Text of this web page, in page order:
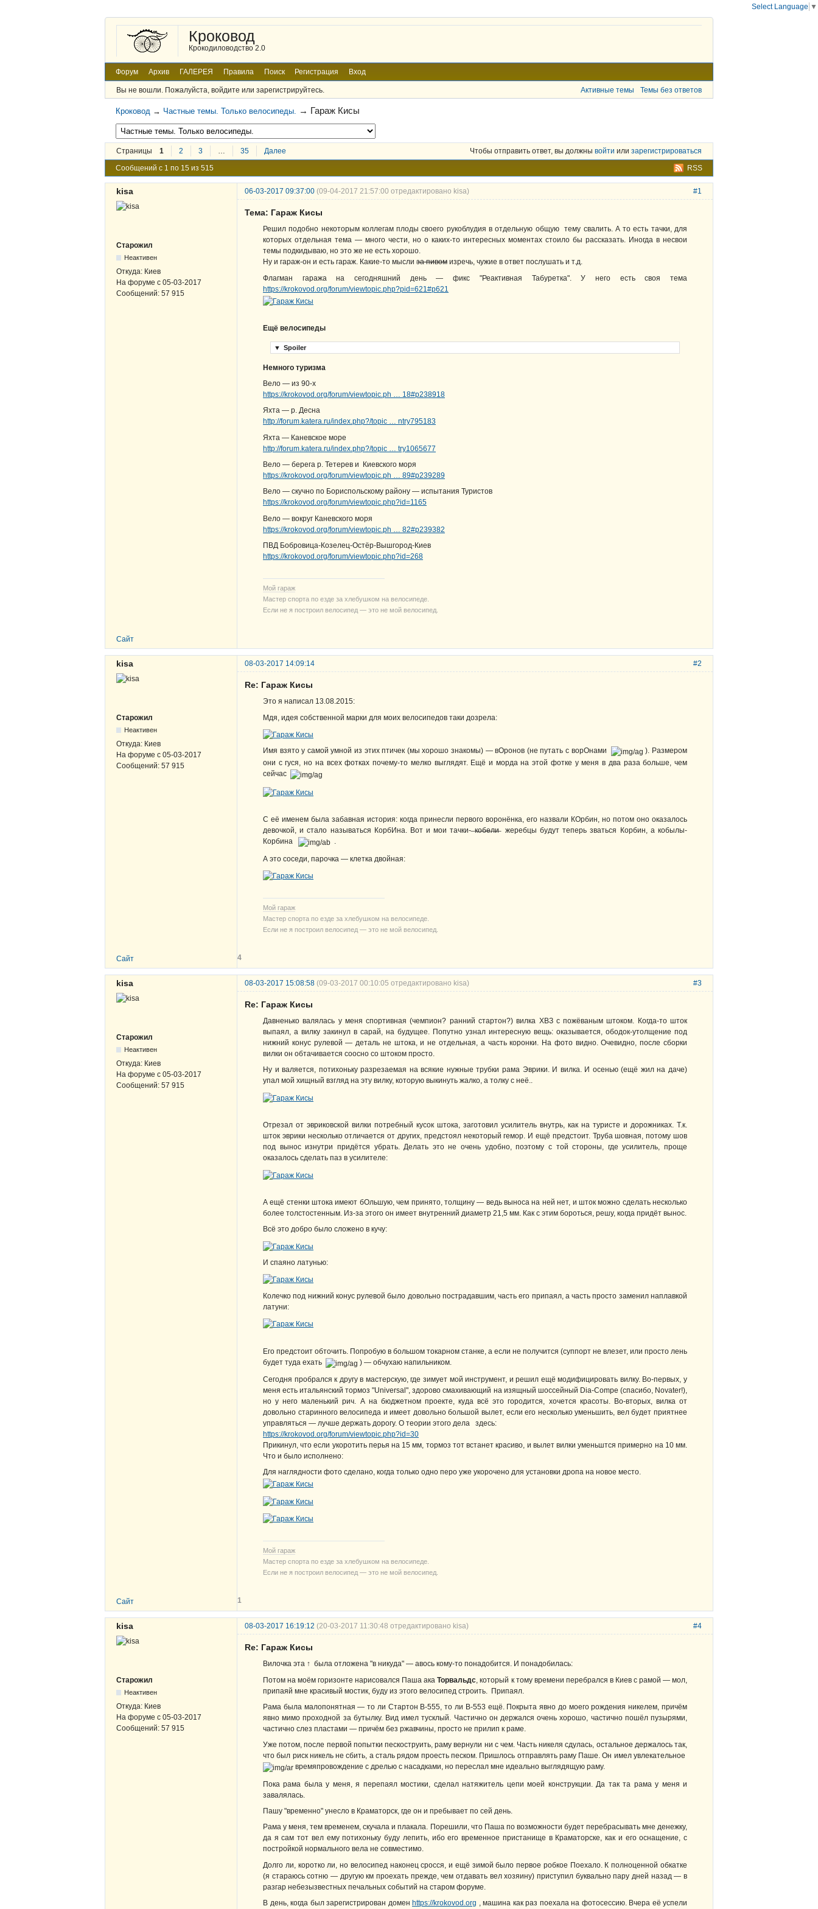
Кроковод
Крокодиловодство 2.0
Форум Архив ГАЛЕРЕЯ Правила Поиск Регистрация Вход
Вы не вошли. Пожалуйста, войдите или зарегистрируйтесь. Активные темы Темы без ответов
Кроковод → Частные темы. Только велосипеды. → Гараж Кисы
Страницы 1 2 3 … 35 Далее Чтобы отправить ответ, вы должны войти или зарегистрироваться
RSS
Сообщений с 1 по 15 из 515
#1
kisa 06-03-2017 09:37:00 (09-04-2017 21:57:00 отредактировано kisa)
Старожил
Неактивен
Откуда: Киев
На форуме с 05-03-2017
Сообщений: 57 915
Тема: Гараж Кисы
Решил подобно некоторым коллегам плоды своего рукоблудия в отдельную общую тему свалить. А то есть тачки, для
которых отдельная тема — много чести, но о каких-то интересных моментах стоило бы рассказать. Иногда в несвои
темы подкидываю, но это же не есть хорошо.
Ну и гараж-он и есть гараж. Какие-то мысли за пивом изречь, чужие в ответ послушать и т.д.
Флагман гаража на сегодняшний день — фикс "Реактивная Табуретка". У него есть своя тема
https://krokovod.org/forum/viewtopic.php?pid=621#p621
Ещё велосипеды
▼ Spoiler
Немного туризма
Вело — из 90-х
https://krokovod.org/forum/viewtopic.ph … 18#p238918
Яхта — р. Десна
http://forum.katera.ru/index.php?/topic … ntry795183
Яхта — Каневское море
http://forum.katera.ru/index.php?/topic … try1065677
Вело — берега р. Тетерев и Киевского моря
https://krokovod.org/forum/viewtopic.ph … 89#p239289
Вело — скучно по Бориспольскому району — испытания Туристов
https://krokovod.org/forum/viewtopic.php?id=1165
Вело — вокруг Каневского моря
https://krokovod.org/forum/viewtopic.ph … 82#p239382
ПВД Бобровица-Козелец-Остёр-Вышгород-Киев
https://krokovod.org/forum/viewtopic.php?id=268
Мой гараж
Мастер спорта по езде за хлебушком на велосипеде.
Если не я построил велосипед — это не мой велосипед.
Сайт
#2
kisa 08-03-2017 14:09:14
Старожил
Неактивен
Откуда: Киев
На форуме с 05-03-2017
Сообщений: 57 915
Re: Гараж Кисы
Это я написал 13.08.2015:
Мдя, идея собственной марки для моих велосипедов таки дозрела:
Имя взято у самой умной из этих птичек (мы хорошо знакомы) — вОронов (не путать с ворОнами
). Размером
они с гуся, но на всех фотках почему-то мелко выглядят. Ещё и морда на этой фотке у меня в два раза больше, чем
сейчас
С её именем была забавная история: когда принесли первого воронёнка, его назвали КОрбин, но потом оно оказалось
девочкой, и стало называться КорбИна. Вот и мои тачки- ̶к̶о̶б̶е̶л̶и̶ жеребцы будут теперь зваться Корбин, а кобылы-
Корбина
.
А это соседи, парочка — клетка двойная:
Мой гараж
Мастер спорта по езде за хлебушком на велосипеде.
Если не я построил велосипед — это не мой велосипед.
Сайт 4
#3
kisa 08-03-2017 15:08:58 (09-03-2017 00:10:05 отредактировано kisa)
Старожил
Неактивен
Откуда: Киев
На форуме с 05-03-2017
Сообщений: 57 915
Re: Гараж Кисы
Давненько валялась у меня спортивная (чемпион? ранний стартон?) вилка ХВЗ с пожёваным штоком. Когда-то шток
выпаял, а вилку закинул в сарай, на будущее. Попутно узнал интересную вещь: оказывается, ободок-утолщение под
нижний конус рулевой — деталь не штока, и не отдельная, а часть коронки. На фото видно. Очевидно, после сборки
вилки он обтачивается соосно со штоком просто.
Ну и валяется, потихоньку разрезаемая на всякие нужные трубки рама Эврики. И вилка. И осенью (ещё жил на даче)
упал мой хищный взгляд на эту вилку, которую выкинуть жалко, а толку с неё..
Отрезал от эвриковской вилки потребный кусок штока, заготовил усилитель внутрь, как на туристе и дорожниках. Т.к.
шток эврики несколько отличается от других, предстоял некоторый гемор. И ещё предстоит. Труба шовная, потому шов
под вынос изнутри придётся убрать. Делать это не очень удобно, поэтому с той стороны, где усилитель, проще
оказалось сделать паз в усилителе:
А ещё стенки штока имеют бОльшую, чем принято, толщину — ведь выноса на ней нет, и шток можно сделать несколько
более толстостенным. Из-за этого он имеет внутренний диаметр 21,5 мм. Как с этим бороться, решу, когда придёт вынос.
Всё это добро было сложено в кучу:
И спаяно латунью:
Колечко под нижний конус рулевой было довольно пострадавшим, часть его припаял, а часть просто заменил наплавкой
латуни:
Его предстоит обточить. Попробую в большом токарном станке, а если не получится (суппорт не влезет, или просто лень
будет туда ехать
) — обчухаю напильником.
Сегодня пробрался к другу в мастерскую, где зимует мой инструмент, и решил ещё модифицировать вилку. Во-первых, у
меня есть итальянский тормоз "Universal", здорово смахивающий на изящный шоссейный Dia-Compe (спасибо, Novater!),
но у него маленький рич. А на бюджетном проекте, куда всё это городится, хочется красоты. Во-вторых, вилка от
довольно старинного велосипеда и имеет довольно большой вылет, если его несколько уменьшить, вел будет приятнее
управляться — лучше держать дорогу. О теории этого дела здесь:
https://krokovod.org/forum/viewtopic.php?id=30
Прикинул, что если укоротить перья на 15 мм, тормоз тот встанет красиво, и вылет вилки уменьштся примерно на 10 мм.
Что и было исполнено:
Для наглядности фото сделано, когда только одно перо уже укорочено для установки дропа на новое место.
Мой гараж
Мастер спорта по езде за хлебушком на велосипеде.
Если не я построил велосипед — это не мой велосипед.
Сайт 1
#4
kisa 08-03-2017 16:19:12 (20-03-2017 11:30:48 отредактировано kisa)
Старожил
Неактивен
Откуда: Киев
На форуме с 05-03-2017
Сообщений: 57 915
Re: Гараж Кисы
Вилочка эта ↑ была отложена "в никуда" — авось кому-то понадобится. И понадобилась:
Потом на моём горизонте нарисовался Паша акаТорвальдс , который к тому времени перебрался в Киев с рамой — мол,
припаяй мне красивый мостик, буду из этого велосипед строить. Припаял.
Рама была малопонятная — то ли Стартон В-555, то ли В-553 ещё. Покрыта явно до моего рождения никелем, причём
явно мимо проходной за бутылку. Вид имел тусклый. Частично он держался очень хорошо, частично пошёл пузырями,
частично слез пластами — причём без ржавчины, просто не прилип к раме.
Уже потом, после первой попытки пескоструить, раму вернули ни с чем. Часть никеля сдулась, остальное держалось так,
что был риск никель не сбить, а сталь рядом проесть песком. Пришлось отправлять раму Паше. Он имел увлекательное
времяпровождение с дрелью с насадками, но переслал мне идеально выглядящую раму.
Пока рама была у меня, я перепаял мостики, сделал натяжитель цепи моей конструкции. Да так та рама у меня и
завалялась.
Пашу "временно" унесло в Краматорск, где он и пребывает по сей день.
Рама у меня, тем временем, скучала и плакала. Порешили, что Паша по возможности будет перебрасывать мне денежку,
да я сам тот вел ему потихоньку буду лепить, ибо его временное пристанище в Краматорске, как и его оснащение, с
постройкой нормального вела не совместимо.
Долго ли, коротко ли, но велосипед наконец сросся, и ещё зимой было первое робкое Поехало. К полноценной обкатке
(я стараюсь сотню — другую км проехать прежде, чем отдавать вел хозяину) приступил буквально пару дней назад — в
разгар небезызвестных печальных событий на старом форуме.
В день, когда был зарегистрирован домен https://krokovod.org , машина как раз поехала на фотосессию. Вчера её успели
Select Language ▼